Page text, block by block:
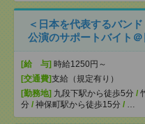
＜日本を代表するバン
公演のサポートバイト
[給 与] 時給1250円～
[交通費]支給（規定有り）
[勤務地] 九段下駅から徒歩5分 /
分 / 神保町駅から徒歩15分 /